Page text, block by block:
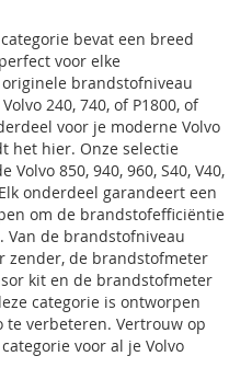
bevat een breed
voor elke
brandstofniveau
240, 740, of P1800, of
voor je moderne Volvo
het hier. Onze selectie
850, 940, 960, S40, V40,
onderdeel garandeert een
om de brandstofefficiëntie
Van de brandstofniveau
zender, de brandstofmeter
kit en de brandstofmeter
categorie is ontworpen
te verbeteren. Vertrouw op
voor al je Volvo